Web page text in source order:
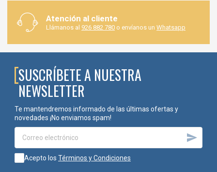
Atención al cliente
Llámanos al 926 882 780 o envíanos un Whatsapp
SUSCRÍBETE A NUESTRA
NEWSLETTER
Te mantendremos informado de las últimas ofertas y
novedades ¡No enviamos spam!

Acepto los Términos y Condiciones